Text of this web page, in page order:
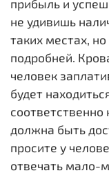
прибыль и
не удивишь
таких местах,
подробней.
человек
будет
должна быть
просите у
отвечать мало-